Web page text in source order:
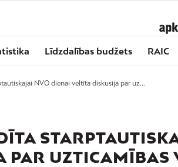
Līdzdalības budžets RAIC
NVO dienai veltīta diskusija par uz...
PAR